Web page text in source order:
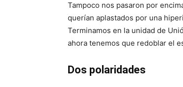
Tampoco nos pasaron por
querían aplastados por una
Terminamos en la unidad de
ahora tenemos que redoblar el
Dos polaridades